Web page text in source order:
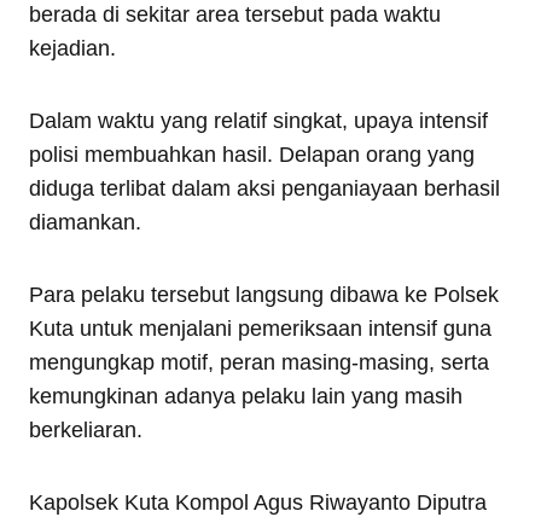
berada di sekitar area tersebut pada waktu
kejadian.
Dalam waktu yang relatif singkat, upaya intensif
polisi membuahkan hasil. Delapan orang yang
diduga terlibat dalam aksi penganiayaan berhasil
diamankan.
Para pelaku tersebut langsung dibawa ke Polsek
Kuta untuk menjalani pemeriksaan intensif guna
mengungkap motif, peran masing-masing, serta
kemungkinan adanya pelaku lain yang masih
berkeliaran.
Kapolsek Kuta Kompol Agus Riwayanto Diputra